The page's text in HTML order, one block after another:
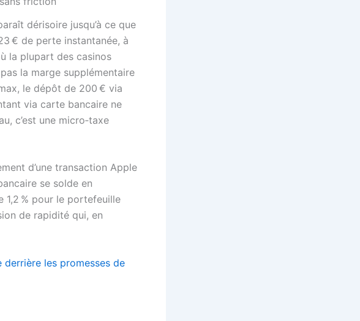
dérisoire jusqu’à ce que
€ de perte instantanée, à
la plupart des casinos
la marge supplémentaire
le dépôt de 200 € via
via carte bancaire ne
c’est une micro‑taxe
d’une transaction Apple
se solde en
1,2 % pour le portefeuille
de rapidité qui, en
les promesses de